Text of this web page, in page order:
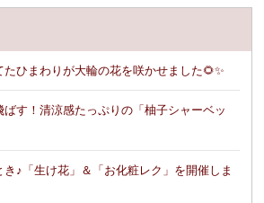
ひまわりが大輪の花を咲かせました🌻✨
ばす！清涼感たっぷりの「柚子シャーベッ
♪「生け花」＆「お化粧レク」を開催しま